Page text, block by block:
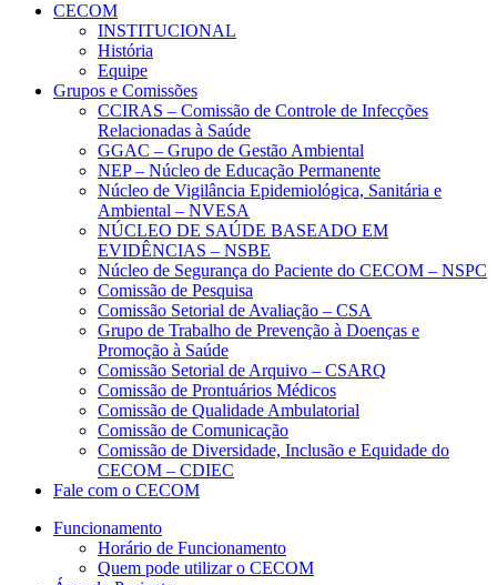
CECOM
INSTITUCIONAL
História
Equipe
Grupos e Comissões
CCIRAS – Comissão de Controle de Infecções
Relacionadas à Saúde
GGAC – Grupo de Gestão Ambiental
NEP – Núcleo de Educação Permanente
Núcleo de Vigilância Epidemiológica, Sanitária e
Ambiental – NVESA
NÚCLEO DE SAÚDE BASEADO EM
EVIDÊNCIAS – NSBE
Núcleo de Segurança do Paciente do CECOM – NSPC
Comissão de Pesquisa
Comissão Setorial de Avaliação – CSA
Grupo de Trabalho de Prevenção à Doenças e
Promoção à Saúde
Comissão Setorial de Arquivo – CSARQ
Comissão de Prontuários Médicos
Comissão de Qualidade Ambulatorial
Comissão de Comunicação
Comissão de Diversidade, Inclusão e Equidade do
CECOM – CDIEC
Fale com o CECOM
Funcionamento
Horário de Funcionamento
Quem pode utilizar o CECOM